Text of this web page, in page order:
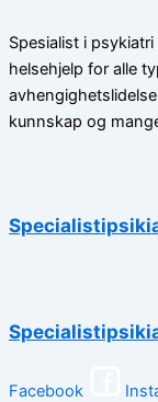
Spesialist i
helsehjelp for alle
kunnskap og
Facebook